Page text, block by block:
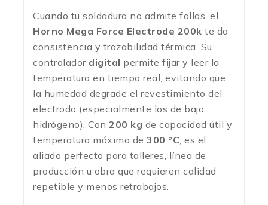
Cuando tu soldadura no admite fallas, el
Horno Mega Force Electrode 200k te da
consistencia y trazabilidad térmica. Su
controlador digital permite fijar y leer la
temperatura en tiempo real, evitando que
la humedad degrade el revestimiento del
electrodo (especialmente los de bajo
hidrógeno). Con 200 kg de capacidad útil y
temperatura máxima de 300 °C, es el
aliado perfecto para talleres, línea de
producción u obra que requieren calidad
repetible y menos retrabajos.